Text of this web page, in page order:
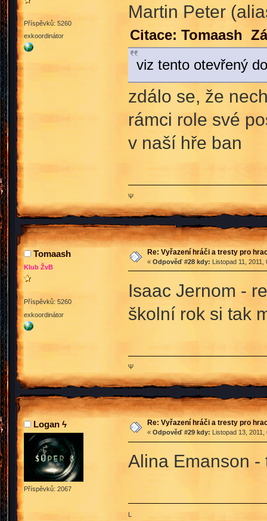
Příspěvků: 5260
exkoordinátor
Martin Peter
Citace: Tomaash
viz tento otevřený
zdálo se, že
rámci role své
v naší hře ban
Ψ
Tomaash
Klub ŽvB
Příspěvků: 5260
exkoordinátor
Re: Vyřazení hráči a tresty pro
« Odpověď #28 kdy: Listopad 11, 2011,
Isaac Jernom -
školní rok si tak
Ψ
Logan ϟ
Příspěvků: 2067
Re: Vyřazení hráči a tresty pro
« Odpověď #29 kdy: Listopad 13,
Alina Emanson
L